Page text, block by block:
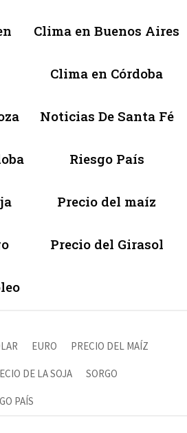
Clima en Buenos Aires
Clima en Córdoba
Noticias De Santa Fé
Riesgo País
Precio del maíz
Precio del Girasol
EURO PRECIO DEL MAÍZ
DE LA SOJA SORGO
PAÍS